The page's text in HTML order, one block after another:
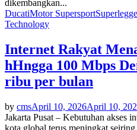
dikembangkan...
DucatiMotor Supersport
Technology
Internet Rakyat
hHngga 100 Mbps
ribu per bulan
by cmsApril 10, 2026April 10,
Jakarta Pusat – Kebutuhan akses
kota global terus meningkat